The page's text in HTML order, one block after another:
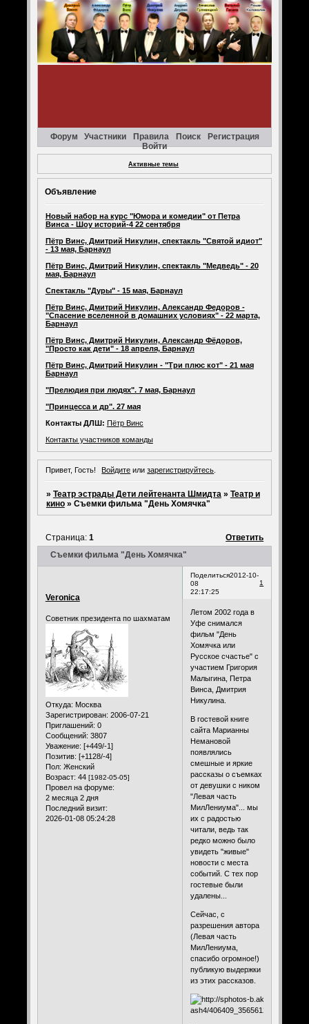
Форум Участники Правила Поиск
Регистрация
Войти
Активные темы
Объявление
Новый набор на курс "Юмора и комедии" от Петра
Винса - Шоу историй-4 22 сентября
Пётр Винс, Дмитрий Никулин, спектакль "Святой идиот"
- 13 мая, Барнаул
Пётр Винс, Дмитрий Никулин, спектакль "Медведь" - 20
мая, Барнаул
Спектакль "Дуры" - 15 мая, Барнаул
Пётр Винс, Дмитрий Никулин, Александр Федоров -
"Спасение вселенной в домашних условиях" - 22 марта,
Барнаул
Пётр Винс, Дмитрий Никулин, Александр Фёдоров,
"Просто как дети" - 18 апреля, Барнаул
Пётр Винс, Дмитрий Никулин - "Три плюс кот" - 21 мая
Барнаул
"Прелюдия при людях". 7 мая, Барнаул
"Принцесса и др". 27 мая
Контакты ДЛШ: Пётр Винс
Контакты участников команды
Привет, Гость! Войдите илизарегистрируйтесь.
» Театр эстрады Дети лейтенанта Шмидта » Театр и
кино » Съемки фильма "День Хомячка"
Съемки фильма "День Хомячка"
Страница: 1 Ответить
Поделиться
1
2012-10-
08
22:17:25
Veronica
Советник президента по шахматам
Откуда: Москва
Зарегистрирован: 2006-07-21
Приглашений: 0
Сообщений: 3807
Уважение: [+449/-1]
Позитив: [+1128/-4]
Пол: Женский
Возраст: 44 [1982-05-05]
Провел на форуме:
2 месяца 2 дня
Последний визит:
2026-01-08 05:24:28
Летом 2002 года в
Уфе снимался
фильм "День
Хомячка или
Русское счастье" с
участием Григория
Малыгина, Петра
Винса, Дмитрия
Никулина.
В гостевой книге
сайта Марианны
Немановой
появлялись
смешные и яркие
рассказы о съемках
от девушки с ником
"Левая часть
МилЛениума"... мы
их с радостью
читали, ведь так
редко можно было
увидеть "живые"
новости с места
событий. С тех пор
гостевые были
удалены...
Сейчас, с
разрешения автора
(Левая часть
МилЛениума,
спасибо огромное!)
публикую выдержки
из этих рассказов.